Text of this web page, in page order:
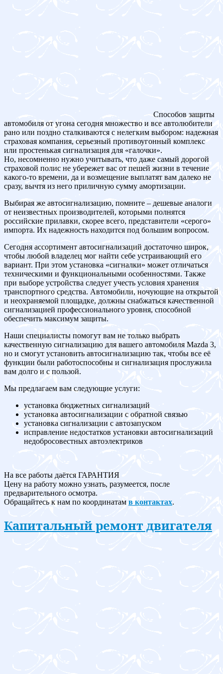
Способов защиты
автомобиля от угона сегодня множество и все автолюбители
рано или поздно сталкиваются с нелегким выбором: надежная
страховая компания, серьезный противоугонный комплекс
или простенькая сигнализация для «галочки».
Но, несомненно нужно учитывать, что даже самый дорогой
страховой полис не убережет вас от пешей жизни в течение
какого-то времени, да и возмещение выплатят вам далеко не
сразу, вычтя из него приличную сумму амортизации.
Выбирая же автосигнализацию, помните – дешевые аналоги
от неизвестных производителей, которыми полнятся
российские прилавки, скорее всего, представители «серого»
импорта. Их надежность находится под большим вопросом.
Сегодня ассортимент автосигнализаций достаточно широк,
чтобы любой владелец мог найти себе устраивающий его
вариант. При этом установка «сигналки» может отличаться
техническими и функциональными особенностями. Также
при выборе устройства следует учесть условия хранения
транспортного средства. Автомобили, ночующие на открытой
и неохраняемой площадке, должны снабжаться качественной
сигнализацией профессионального уровня, способной
обеспечить максимум защиты.
Наши специалисты помогут вам не только выбрать
качественную сигнализацию для вашего автомобиля Mazda 3,
но и смогут установить автосигнализацию так, чтобы все её
функции были работоспособны и сигнализация прослужила
вам долго и с пользой.
Мы предлагаем вам следующие услуги:
установка бюджетных сигнализаций
установка автосигнализации с обратной связью
установка сигнализации с автозапуском
исправление недостатков установки автосигнализаций
недобросовестных автоэлектриков
На все работы даётся ГАРАНТИЯ
Цену на работу можно узнать, разумеется, после
предварительного осмотра.
Обращайтесь к нам по координатам в контактах.
Капитальный ремонт двигателя